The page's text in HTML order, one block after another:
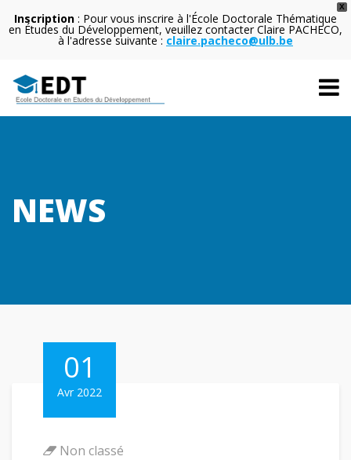
X
Inscription : Pour vous inscrire à l'École Doctorale Thématique
en Études du Développement, veuillez contacter Claire PACHECO,
à l'adresse suivante : claire.pacheco@ulb.be
NEWS
01
Avr 2022
Non classé